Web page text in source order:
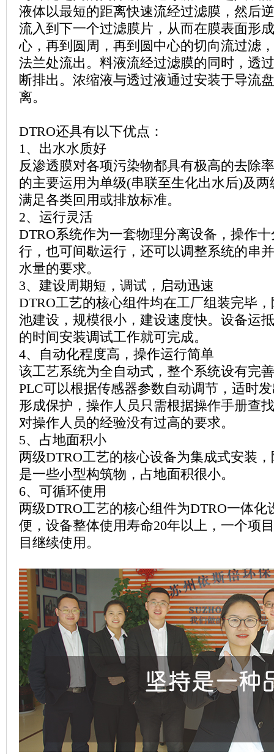
液体以最短的距离快速流经过滤膜，然后
流入到下一个过滤膜片，从而在膜表面形
心，再到圆周，再到圆中心的切向流过滤
法兰处流出。料液流经过滤膜的同时，
断排出。浓缩液与透过液通过安装于导流
离。
DTRO还具有以下优点：
1、出水水质好
反渗透膜对各项污染物都具有极高的去除
的主要运用为单级(串联至生化出水后)及两
满足各类回用或排放标准。
2、运行灵活
DTRO系统作为一套物理分离设备，操作
行，也可间歇运行，还可以调整系统的串并联方
水量的要求。
3、建设周期短，调试，启动迅速
DTRO工艺的核心组件均在工厂组装完毕
池建设，规模很小，建设速度快。设备运抵
的时间安装调试工作就可完成。
4、自动化程度高，操作运行简单
该工艺系统为全自动式，整个系统设有完
PLC可以根据传感器参数自动调节，适时发出报警信
形成保护，操作人员只需根据操作手册查
对操作人员的经验没有过高的要求。
5、占地面积小
两级DTRO工艺的核心设备为集成式安装
是一些小型构筑物，占地面积很小。
6、可循环使用
两级DTRO工艺的核心组件为DTRO一体化
便，设备整体使用寿命20年以上，一个项
目继续使用。